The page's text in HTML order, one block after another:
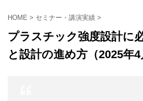
HOME > セミナー・講演実績 >
プラスチック強度設計に
と設計の進め方（2025年4